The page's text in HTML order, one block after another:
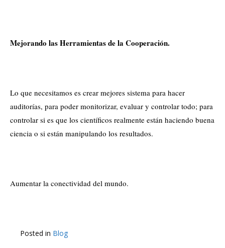
Mejorando las Herramientas de la Cooperación.
Lo que necesitamos es crear mejores sistema para hacer
auditorías, para poder monitorizar, evaluar y controlar todo; para
controlar si es que los científicos realmente están haciendo buena
ciencia o si están manipulando los resultados.
Aumentar la conectividad del mundo.
Posted in Blog